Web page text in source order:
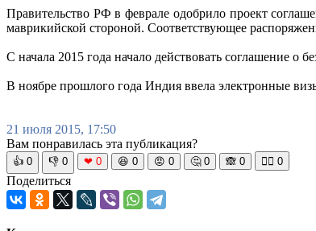
Правительство РФ в феврале одобрило проект
маврикийской стороной. Соответствующее
С начала 2015 года начало действовать соглашение
В ноябре прошлого года Индия ввела электронные
21 июля 2015, 17:50
Вам понравилась эта публикация?
👍 0 👎 0 ❤ 0 😆 0 😡 0 🤔 0 🙈 0 🧘‍♀️ 0
Поделиться